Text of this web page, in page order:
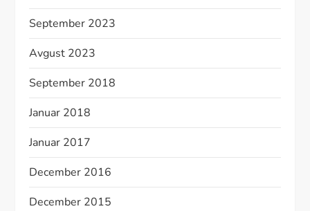
September 2023
Avgust 2023
September 2018
Januar 2018
Januar 2017
December 2016
December 2015